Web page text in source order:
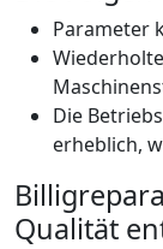
Parameter
Die
erheblich,
Qualität